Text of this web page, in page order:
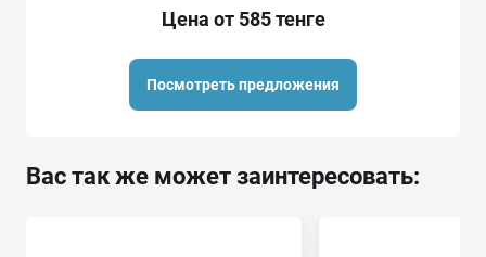
Цена от 585 тенге
Посмотреть предложения
Вас так же может заинтересовать: